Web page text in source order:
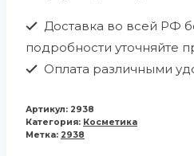
Доставка во всей РФ
подробности уточняйте
Оплата различными
Артикул: 2938
Категория: Косметика
Метка: 2938